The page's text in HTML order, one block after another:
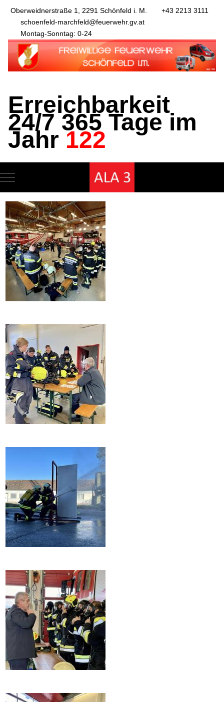
Oberweidnerstraße 1, 2291 Schönfeld i. M.
+43 2213 3111
schoenfeld-marchfeld@feuerwehr.gv.at
Montag-Sonntag: 0-24
Erreichbarkeit
24/7 365 Tage im
Jahr122
Mobile Menu Toggle